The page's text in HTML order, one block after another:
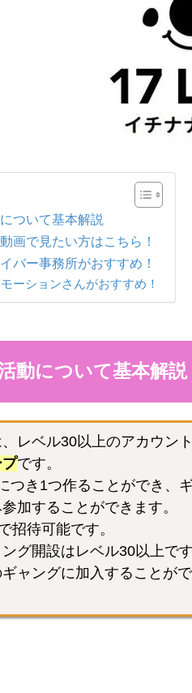
ついて基本解説
画で見たい方はこちら！
バー事務所がおすすめ！
ーションさんがおすすめ！
動について基本解説
レベル30以上のアカウン
です。
つき1つ作ることができ、
加することができます。
招待可能です。
グ開設はレベル30以上で
ャングに加入することが